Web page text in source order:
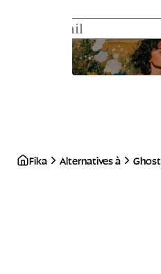
Fika Alternatives à Ghost